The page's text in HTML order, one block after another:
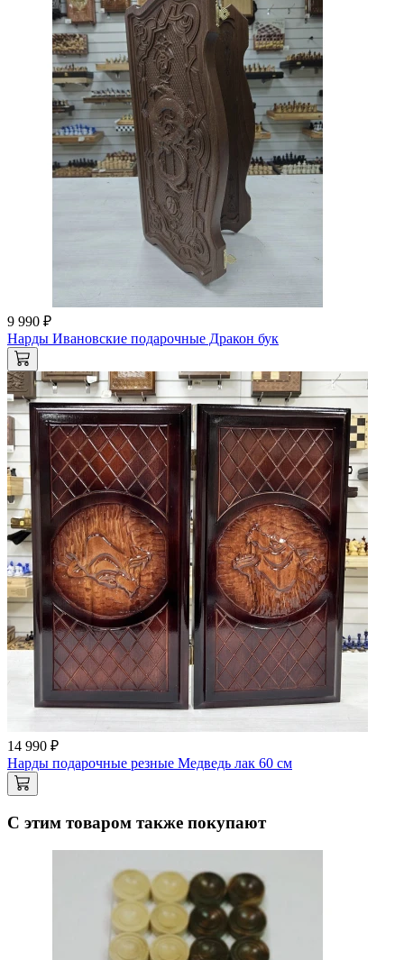
9 990 ₽
Нарды Ивановские подарочные Дракон бук
14 990 ₽
Нарды подарочные резные Медведь лак 60 см
С этим товаром также покупают